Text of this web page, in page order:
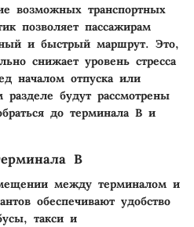
возможных транспортных
позволяет пассажирам
и быстрый маршрут. Это,
снижает уровень стресса
началом отпуска или
будут рассмотрены
до терминала B и
B
между терминалом и
обеспечивают удобство
такси и